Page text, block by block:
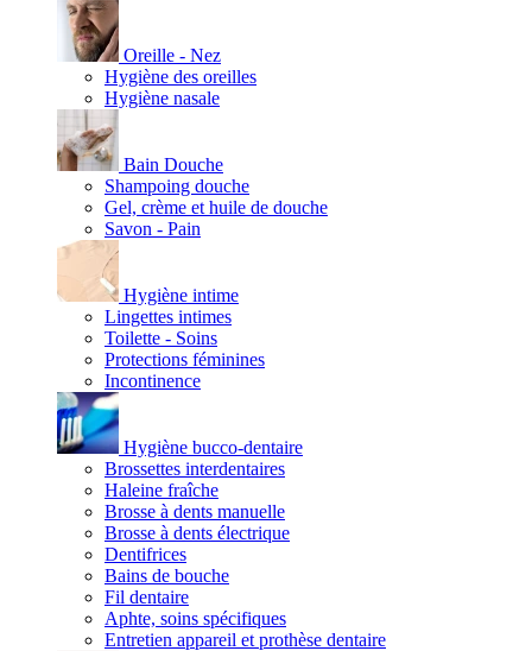
Oreille - Nez
Hygiène des oreilles
Hygiène nasale
Bain Douche
Shampoing douche
Gel, crème et huile de douche
Savon - Pain
Hygiène intime
Lingettes intimes
Toilette - Soins
Protections féminines
Incontinence
Hygiène bucco-dentaire
Brossettes interdentaires
Haleine fraîche
Brosse à dents manuelle
Brosse à dents électrique
Dentifrices
Bains de bouche
Fil dentaire
Aphte, soins spécifiques
Entretien appareil et prothèse dentaire